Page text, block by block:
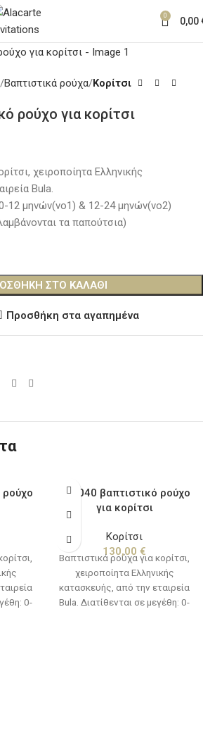
0 0,00
Βαπτιστικά ρούχα Κορίτσι
ρούχο για κορίτσι
χειροποίητα Ελληνικής
Bula.
0-12 μηνών(νο1) & 12-24 μηνών(νο2)
τα παπούτσια)
ΣΤΟ ΚΑΛΆΘΙ
Προσθήκη στα αγαπημένα
ρούχο
0-
BKe040 βαπτιστικό ρούχο
για κορίτσι
Κορίτσι
130,00 €
Βαπτιστικά ρούχα για κορίτσι,
χειροποίητα Ελληνικής
κατασκευής, από την εταιρεία
Bula. Διατίθενται σε μεγέθη: 0-